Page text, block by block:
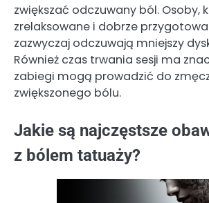
zwiększać odczuwany ból. Osoby,
zrelaksowane i dobrze
zazwyczaj odczuwają mniejszy
Również czas trwania sesji ma
zabiegi mogą prowadzić do
zwiększonego bólu.
Jakie są najczęstsze
z bólem tatuaży?